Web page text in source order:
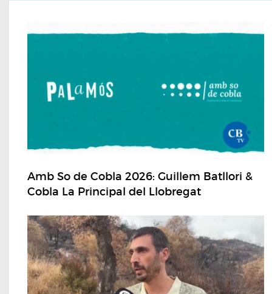
Amb So de Cobla 2026: Guillem Batllori &
Cobla La Principal del Llobregat